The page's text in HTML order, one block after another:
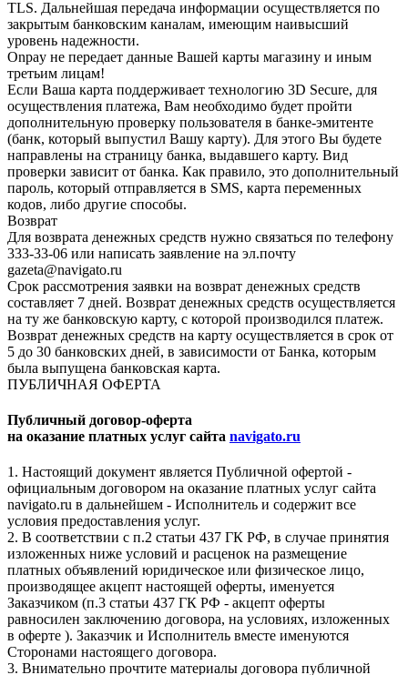
TLS. Дальнейшая передача информации осуществляется по
закрытым банковским каналам, имеющим наивысший
уровень надежности.
Onpay не передает данные Вашей карты магазину и иным
третьим лицам!
Если Ваша карта поддерживает технологию 3D Secure, для
осуществления платежа, Вам необходимо будет пройти
дополнительную проверку пользователя в банке-эмитенте
(банк, который выпустил Вашу карту). Для этого Вы будете
направлены на страницу банка, выдавшего карту. Вид
проверки зависит от банка. Как правило, это дополнительный
пароль, который отправляется в SMS, карта переменных
кодов, либо другие способы.
Возврат
Для возврата денежных средств нужно связаться по телефону
333-33-06 или написать заявление на эл.почту
gazeta@navigato.ru
Срок рассмотрения заявки на возврат денежных средств
составляет 7 дней. Возврат денежных средств осуществляется
на ту же банковскую карту, с которой производился платеж.
Возврат денежных средств на карту осуществляется в срок от
5 до 30 банковских дней, в зависимости от Банка, которым
была выпущена банковская карта.
ПУБЛИЧНАЯ ОФЕРТА
Публичный договор-оферта
на оказание платных услуг сайта navigato.ru
1. Настоящий документ является Публичной офертой -
официальным договором на оказание платных услуг сайта
navigato.ru в дальнейшем - Исполнитель и содержит все
условия предоставления услуг.
2. В соответствии с п.2 статьи 437 ГК РФ, в случае принятия
изложенных ниже условий и расценок на размещение
платных объявлений юридическое или физическое лицо,
производящее акцепт настоящей оферты, именуется
Заказчиком (п.3 статьи 437 ГК РФ - акцепт оферты
равносилен заключению договора, на условиях, изложенных
в оферте ). Заказчик и Исполнитель вместе именуются
Сторонами настоящего договора.
3. Внимательно прочтите материалы договора публичной